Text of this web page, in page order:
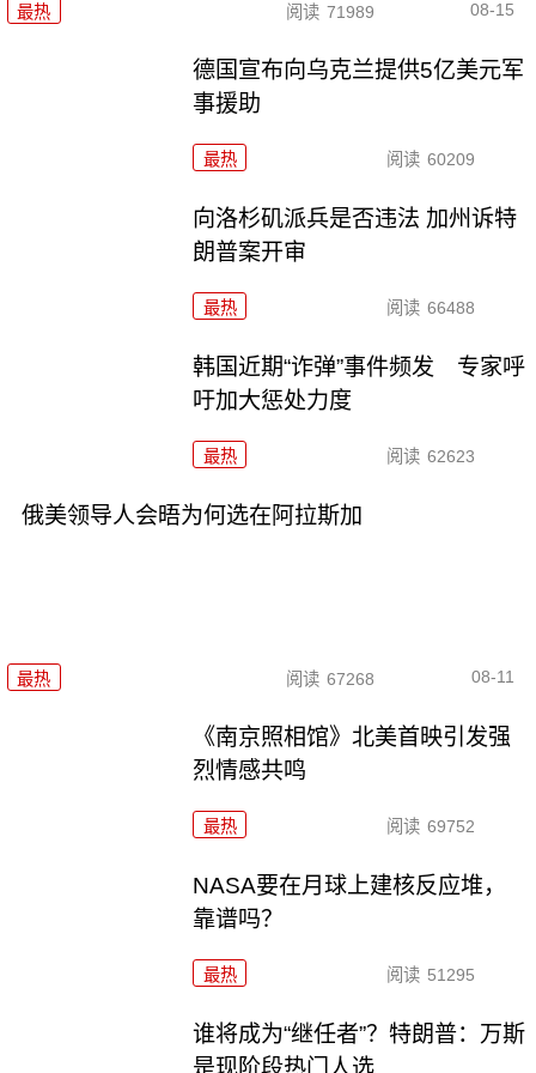
最热 阅读 71989 08-15
德国宣布向乌克兰提供5亿美元军
事援助
最热 阅读 60209
向洛杉矶派兵是否违法 加州诉特
朗普案开审
最热 阅读 66488
韩国近期“诈弹”事件频发 专家呼
吁加大惩处力度
最热 阅读 62623
俄美领导人会晤为何选在阿拉斯加
最热 阅读 67268 08-11
《南京照相馆》北美首映引发强
烈情感共鸣
最热 阅读 69752
NASA要在月球上建核反应堆，
靠谱吗？
最热 阅读 51295
谁将成为“继任者”？特朗普：万斯
是现阶段热门人选